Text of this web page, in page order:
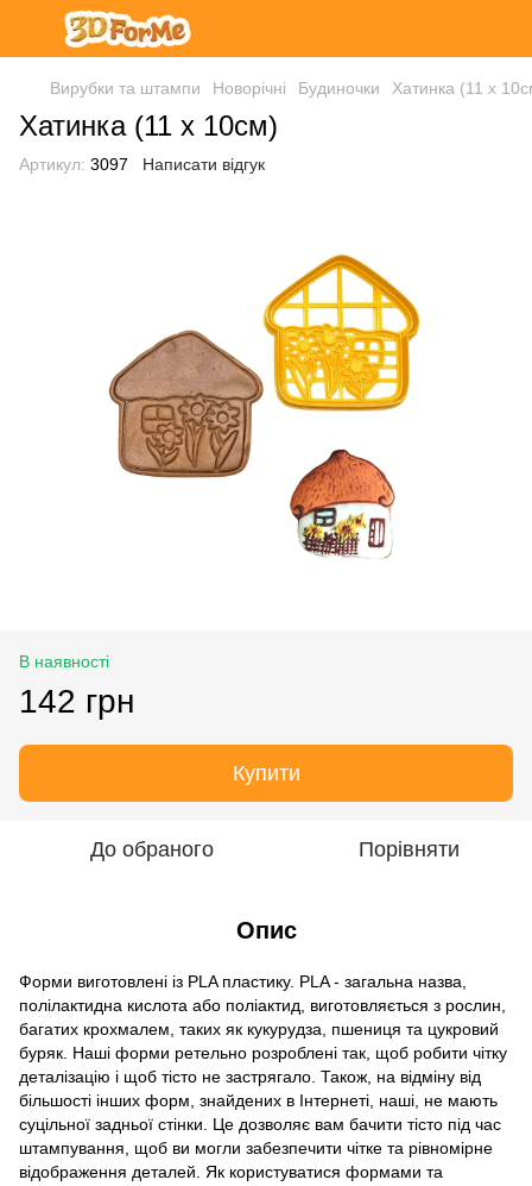
Вирубки та штампи Новорічні Будиночки Хатинка (11 х
Хатинка (11 х 10см)
Артикул: 3097 Написати відгук
В наявності
142 грн
Купити
До обраного Порівняти
Опис
Форми виготовлені із PLA пластику. PLA - загальна назва,
полілактидна кислота або поліактид, виготовляється з рослин,
багатих крохмалем, таких як кукурудза, пшениця та цукровий
буряк. Наші форми ретельно розроблені так, щоб робити чітку
деталізацію і щоб тісто не застрягало. Також, на відміну від
більшості інших форм, знайдених в Інтернеті, наші, не мають
суцільної задньої стінки. Це дозволяє вам бачити тісто під час
штампування, щоб ви могли забезпечити чітке та рівномірне
відображення деталей. Як користуватися формами та